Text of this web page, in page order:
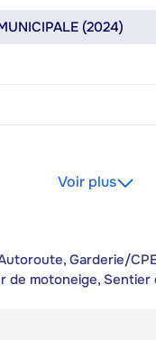
(2024)
Voir plus
Garderie/
de motoneige, Sentier